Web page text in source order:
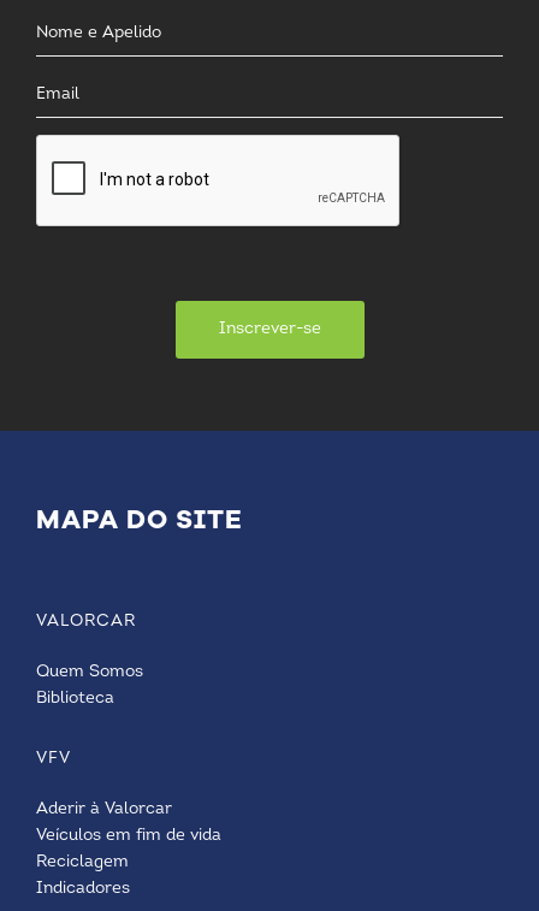
Inscrever-se
MAPA DO SITE
VALORCAR
Quem Somos
Biblioteca
VFV
Aderir à Valorcar
Veículos em fim de vida
Reciclagem
Indicadores